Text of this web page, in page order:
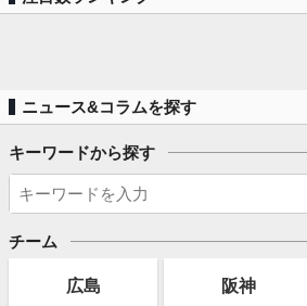
ニュース&コラムを探す
キーワードから探す
チーム
広島 阪神